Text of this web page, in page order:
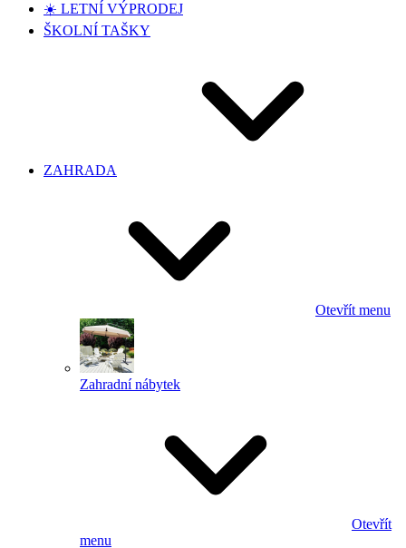
☀️ LETNÍ VÝPRODEJ
ŠKOLNÍ TAŠKY
ZAHRADA
Otevřít menu
Zahradní nábytek
Otevřít
menu